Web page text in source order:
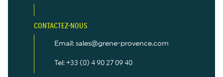
CONTACTEZ-NOUS
Email: sales@grene-provence.com
Tel: +33 (0) 4 90 27 09 40